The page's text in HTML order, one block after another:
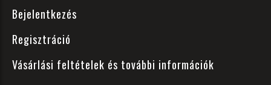
Bejelentkezés
Regisztráció
Vásárlási feltételek és további információk